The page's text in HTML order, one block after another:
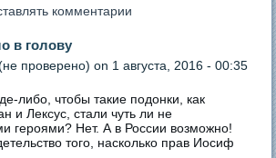
комментарии
в голову
проверено) on 1 августа, 2016 - 00:35
либо, чтобы такие подонки, как
и Лексус, стали чуть ли не
героями? Нет. А в России возможно!
того, насколько прав Иосиф